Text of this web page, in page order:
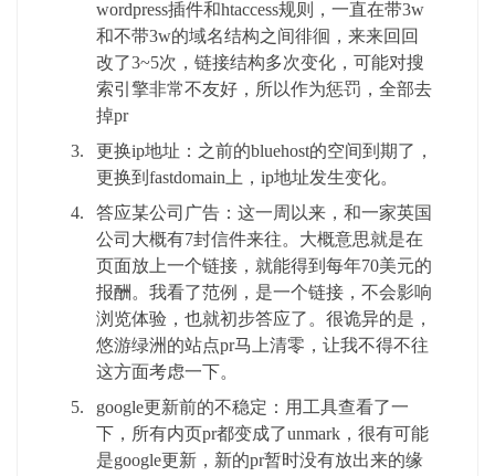
wordpress插件和htaccess规则，一直在带3w
和不带3w的域名结构之间徘徊，来来回回
改了3~5次，链接结构多次变化，可能对搜
索引擎非常不友好，所以作为惩罚，全部去
掉pr
更换ip地址：之前的bluehost的空间到期了，
更换到fastdomain上，ip地址发生变化。
答应某公司广告：这一周以来，和一家英国
公司大概有7封信件来往。大概意思就是在
页面放上一个链接，就能得到每年70美元的
报酬。我看了范例，是一个链接，不会影响
浏览体验，也就初步答应了。很诡异的是，
悠游绿洲的站点pr马上清零，让我不得不往
这方面考虑一下。
google更新前的不稳定：用工具查看了一
下，所有内页pr都变成了unmark，很有可能
是google更新，新的pr暂时没有放出来的缘